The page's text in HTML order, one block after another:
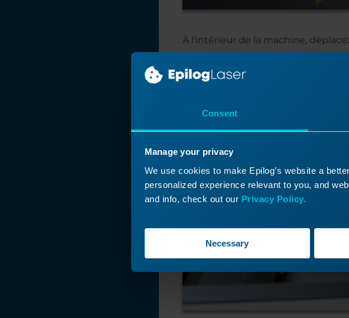
Consent
Manage your privacy
We use cookies to make Epilog’s website a
personalized experience relevant to you, and
and info, check out our Privacy Policy.
Necessary
À l'intérieur de la machine,